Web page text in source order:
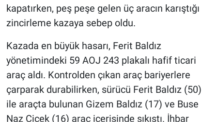
kapatırken, peş peşe gelen üç aracın karıştığı
zincirleme kazaya sebep oldu.
Kazada en büyük hasarı, Ferit Baldız
yönetimindeki 59 AOJ 243 plakalı hafif ticari
araç aldı. Kontrolden çıkan araç bariyerlere
çarparak durabilirken, sürücü Ferit Baldız (50)
ile araçta bulunan Gizem Baldız (17) ve Buse
Naz Çiçek (16) araç içerisinde sıkıştı. İhbar